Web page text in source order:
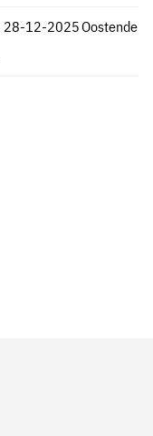
Oostende
28-12-2025